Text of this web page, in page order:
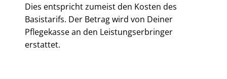
Dies entspricht zumeist den Kosten des
Basistarifs. Der Betrag wird von Deiner
Pflegekasse an den Leistungserbringer
erstattet.